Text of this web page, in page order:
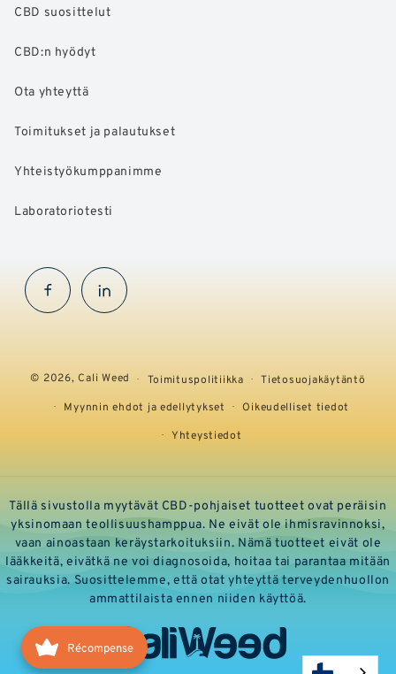
CBD suosittelut
CBD:n hyödyt
Ota yhteyttä
Toimitukset ja palautukset
Yhteistyökumppanimme
Laboratoriotesti
FacebookInstaGram
© 2026,Cali Weed Toimituspolitiikka
Tietosuojakäytäntö
Myynnin ehdot ja edellytykset
Oikeudelliset tiedot
Yhteystiedot
Tällä sivustolla myytävät CBD-pohjaiset tuotteet ovat peräisin
yksinomaan teollisuushamppua. Ne eivät ole ihmisravinnoksi,
vaan ainoastaan keräystarkoituksiin. Nämä tuotteet eivät ole
lääkkeitä, eivätkä ne voi diagnosoida, hoitaa tai parantaa mitään
sairauksia. Suosittelemme, että otat yhteyttä terveydenhuollon
ammattilaista ennen niiden käyttöä.
Récompense